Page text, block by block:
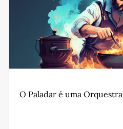
O Paladar é uma Orquestra